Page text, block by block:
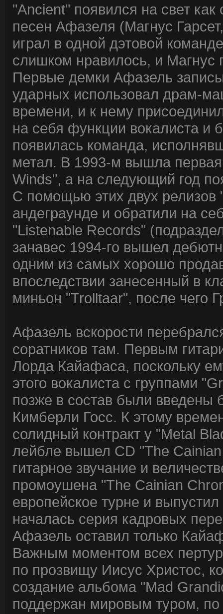
"Ancient" появился на свет как
песен Афазеля (Магнус
играл в одной дэтовой
слишком нравилось, и
Первые демки Афазель
ударных использовал драм-
времени, и к нему
на себя функции вокалиста и
появилась команда,
метал. В 1993-м вышла
Winds", а на следующий год
С помощью этих двух релизов
андеграунде и обратили на
"Listenable Records"
занавес 1994-го вышел
одним из самых хорошо
впоследствии занесенный в
миньон "Trolltaar", после чего
Афазель вскорости
соратников там. Первым
Лорда Кайафаса, поскольку
этого вокалиста с группами
позже в состав были введены
Кимберли Госс. К этому
солидный контракт у "Metal
лейбле вышел CD "The
гитарное звучание и
промоушена "The Cainian
европейское турне и
началась серия кадровых
Афазель оставил только
Важным моментом всех
по прозвищу Иисус Христос,
создание альбома "Mad
поддержан мировым туром, по